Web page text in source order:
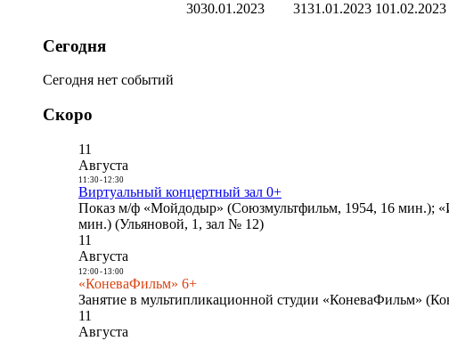
3030.01.2023 3131.01.2023 101.02.2023
Сегодня
Сегодня нет событий
Скоро
11
Августа
11:30- 12:30
Виртуальный концертный зал 0+
Показ м/ф «Мойдодыр» (Союзмультфильм, 1954, 16 мин.);
мин.) (Ульяновой, 1, зал № 12)
11
Августа
12:00- 13:00
«КоневаФильм» 6+
Занятие в мультипликационной студии «КоневаФильм»
11
Августа